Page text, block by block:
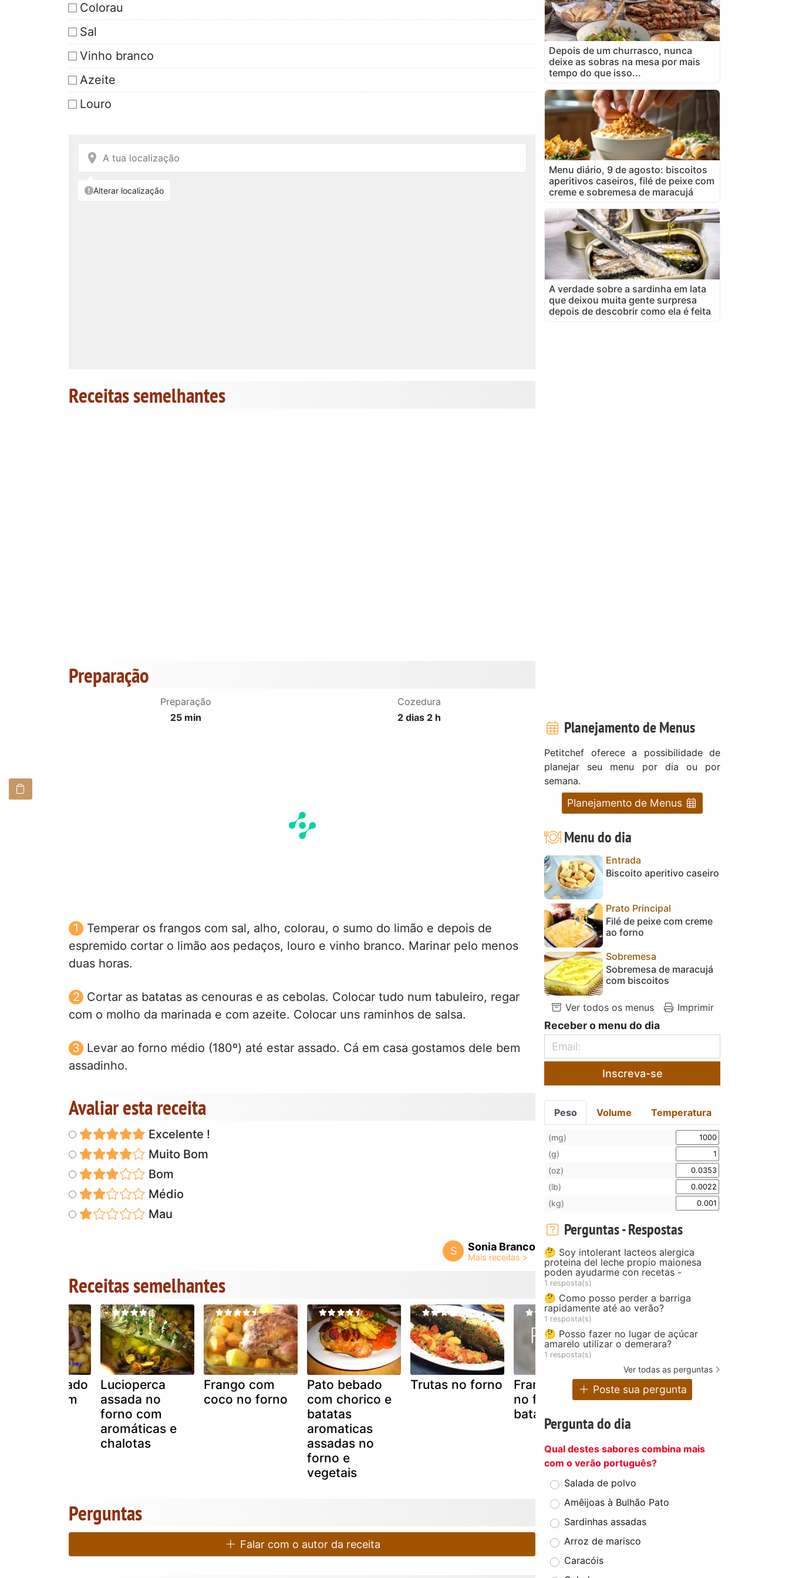
Colorau
Sal
Vinho branco
Azeite
Louro
Receitas semelhantes
Preparação
Preparação
25 min
Cozedura
2 dias 2 h
Temperar os frangos com sal, alho, colorau, o sumo do limão e depois de
espremido cortar o limão aos pedaços, louro e vinho branco. Marinar pelo menos
duas horas.
Cortar as batatas as cenouras e as cebolas. Colocar tudo num tabuleiro, regar
com o molho da marinada e com azeite. Colocar uns raminhos de salsa.
Levar ao forno médio (180º) até estar assado. Cá em casa gostamos dele bem
assadinho.
Avaliar esta receita
Excelente !
Muito Bom
Bom
Médio
Mau
S Sonia Branco
Receitas semelhantes
assado
forno com
Lucioperca
assada no
forno com
aromáticas e
chalotas
Frango com
coco no forno
Pato bebado
com chorico e
batatas
aromaticas
assadas no
forno e
vegetais
Trutas no forno
Frango assado
no forno com
batata frita
Frango com
massa de alho
forno
Perguntas
Falar com o autor da receita
Depois de um churrasco, nunca
deixe as sobras na mesa por mais
tempo do que isso...
Menu diário, 9 de agosto: biscoitos
aperitivos caseiros, filé de peixe com
creme e sobremesa de maracujá
A verdade sobre a sardinha em lata
que deixou muita gente surpresa
depois de descobrir como ela é feita
Planejamento de Menus
Petitchef oferece a possibilidade de
planejar seu menu por dia ou por
semana.
Planejamento de Menus
Menu do dia
Entrada
Biscoito aperitivo caseiro
Prato Principal
Filé de peixe com creme
ao forno
Sobremesa
Sobremesa de maracujá
com biscoitos
Ver todos os menus Imprimir
Receber o menu do dia
Inscreva-se
Peso Volume Temperatura
(mg)
(g)
(oz)
(lb)
(kg)
Perguntas - Respostas
🤔 Soy intolerant lacteos alergica
proteina del leche propio maionesa
poden ayudarme con recetas -
1 resposta(s)
🤔 Como posso perder a barriga
rapidamente até ao verão?
1 resposta(s)
🤔 Posso fazer no lugar de açúcar
amarelo utilizar o demerara?
1 resposta(s)
Ver todas as perguntas
Poste sua pergunta
Pergunta do dia
Qual destes sabores combina mais
com o verão português?
Salada de polvo
Amêijoas à Bulhão Pato
Sardinhas assadas
Arroz de marisco
Caracóis